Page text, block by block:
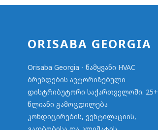
ORISABA GEORGIA
Orisaba Georgia - წამყვანი HVAC
ბრენდების ავტორიზებული
დისტრიბუტორი საქართველოში. 25+
წლიანი გამოცდილება
კონდიცირების, ვენტილაციის,